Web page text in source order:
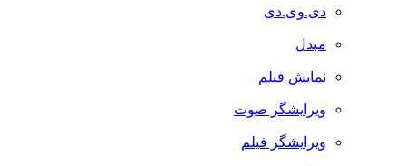
دی.وی.دی
مبدل
نمایش فیلم
ویرایشگر صوت
ویرایشگر فیلم